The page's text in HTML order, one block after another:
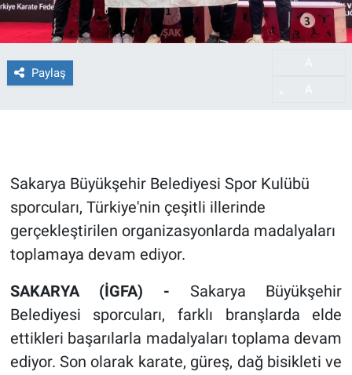
Paylaş
Sakarya Büyükşehir Belediyesi Spor Kulübü
sporcuları, Türkiye'nin çeşitli illerinde
gerçekleştirilen organizasyonlarda madalyaları
toplamaya devam ediyor.
SAKARYA (İGFA) - Sakarya Büyükşehir
Belediyesi sporcuları, farklı branşlarda elde
ettikleri başarılarla madalyaları toplama devam
ediyor. Son olarak karate, güreş, dağ bisikleti ve